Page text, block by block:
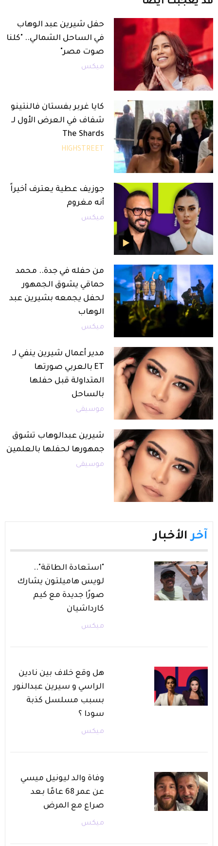
حفل شيرين عبد الوهاب
في الساحل الشمالي.. "كلنا
صوت مصر"
ميكس
كايا غربر بفستان فالنتينو
شفاف في العرض الأول لـ
The Shards
HIGHSTREET
جوزيف عطية يعترف أخيراً
أنه مغروم
ميكس
من حفله في جدة.. محمد
حماقي يشوق الجمهور
لحفل يجمعه بشيرين عبد
الوهاب
ميكس
مدير أعمال شيرين ينفي لـ
ET بالعربي صورتها
المتداولة قبل حفلها
بالساحل
موسيقى
شيرين عبدالوهاب تشوق
جمهورها لحفلها بالعلمين
موسيقى
آخر الأخبار
"استعادة الطاقة"..
لويس هاميلتون يشارك
صورًا جديدة مع كيم
كارداشيان
ميكس
هل وقع خلاف بين نادين
الراسي و سيرين عبدالنور
بسبب مسلسل كذبة
سودا ؟
ميكس
وفاة والد ليونيل ميسي
عن عمر 68 عامًا بعد
صراع مع المرض
ميكس